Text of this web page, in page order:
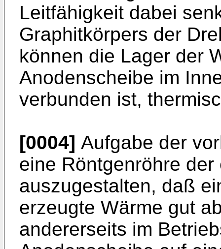
Leitfähigkeit dabei
Graphitkörpers der
können die Lager der
Anodenscheibe im
verbunden ist,
[0004] Aufgabe der
eine Röntgenröhre
auszugestalten, daß
erzeugte Wärme gut
andererseits im